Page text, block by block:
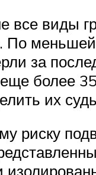
все виды
По
за
более
их
риску